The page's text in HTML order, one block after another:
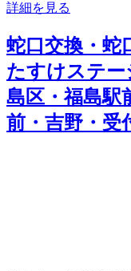
詳細を見る
蛇口交換・蛇
たすけステー
島区・福島駅
前・吉野・受